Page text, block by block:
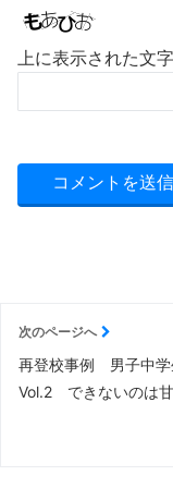
上に表示された文
次のページへ
再登校事例 男子中学
Vol.2 できないのは